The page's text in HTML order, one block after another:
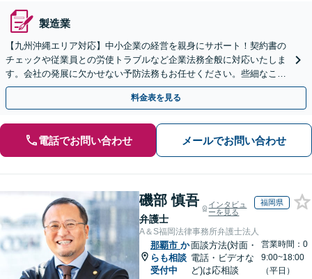
製造業
【九州沖縄エリア対応】中小企業の経営を親身にサポート！契約書の
チェックや従業員との労使トラブルなど企業法務全般に対応いたしま
す。会社の発展に欠かせない予防法務もお任せください。些細なこと
もご相談ください。【初回相談無料】【夜間・休日相談可】
料金表を見る
電話でお問い合わせ メールでお問い合わせ
磯部 慎吾
弁護士
インタビュ
ーを見る
福岡県
A＆S福岡法律事務所弁護士法人
那覇市 か
らも相談
受付中
面談方法(対面・
電話・ビデオな
ど)は応相談
営業時間：0
9:00~18:00
（平日）